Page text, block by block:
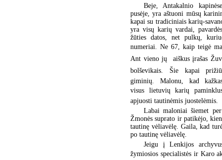
Beje, Antakalnio
pusėje, yra aštuoni mūsų
kapai su tradiciniais karių-
yra visų karių vardai,
žūties datos, net pulkų,
numeriai. Ne 67, kaip teigė
Ant vieno jų  aiškus įrašas
bolševikais. Šie kapai
giminių. Malonu, kad
visus lietuvių karių
apjuosti tautinėmis juostelėmis.
Labai maloniai šiemet
Žmonės suprato ir patikėjo,
tautinę vėliavėlę. Gaila, kad
po tautinę vėliavėlę.
Jeigu į Lenkijos
žymiosios specialistės ir